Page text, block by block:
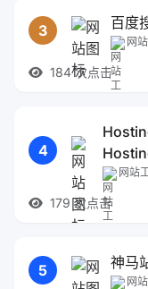
3 百度
网
184 次点击
4
网站
179 次点击
5 神马
网